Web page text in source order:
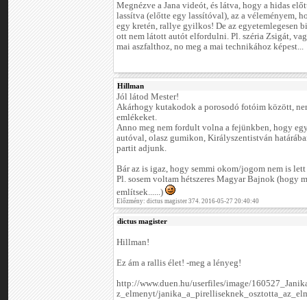
Megnézve a Jana videót, és látva, hogy a hidas
lassítva (előtte egy lassítóval), az a véleményem,
egy kretén, rallye gyilkos! De az egyetemlegesen
ott nem látott autót elfordulni. Pl. széria Zsigát,
mai aszfalthoz, no meg a mai technikához képest...
Hillman
Jól látod Mester!
Akárhogy kutakodok a porosodó fotóim között,
emlékeket.
Anno meg nem fordult volna a fejünkben, hogy
autóval, olasz gumikon, Királyszentistván
partit adjunk.
Bár az is igaz, hogy semmi okom/jogom nem is
Pl. sosem voltam hétszeres Magyar Bajnok (hogy
említsek......)
Előzmény: dictus magister 374. 2016-05-27 20:40:40
dictus magister
Hillman!
Ez ám a rallis élet! -meg a lényeg!
http://www.duen.hu/userfiles/image/
z_elmenyt/